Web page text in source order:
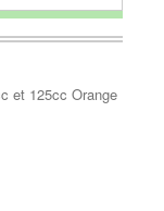
et 125cc Orange